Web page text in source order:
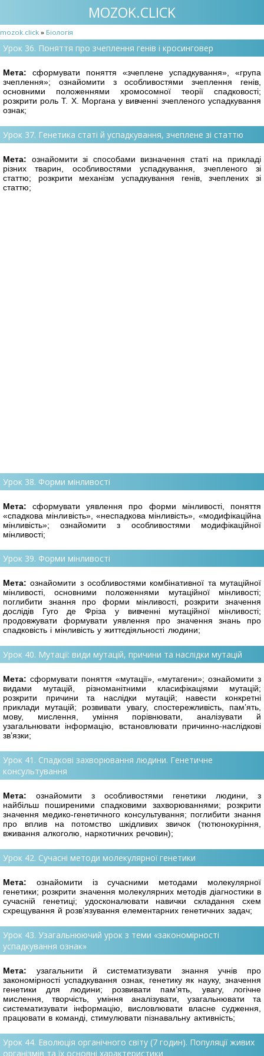
MOZOK.CLICK
mozok.click » Біологія
Урок 36. Поняття про зчеплення генів і кросинговер
Мета:
сформувати поняття «зчеплене успадкування», «група
зчеплення»; ознайомити з особливостями зчеплення генів,
основними положеннями хромосомної теорії спадковості;
розкрити роль Т. Х. Моргана у вивченні зчепленого успадкування
ознак;
Урок 37. Генетика статі й успадкування, зчеплене зі статтю
Мета:
ознайомити зі способами визначення статі на прикладі
різних тварин, особливостями успадкування, зчепленого зі
статтю; розкрити механізм успадкування генів, зчеплених зі
статтю;
Урок 38. Форми мінливості
Мета: сформувати уявлення про форми мінливості, поняття
«спадкова мінливість», «неспадкова мінливість», «модифікаційна
мінливість»; ознайомити з особливостями модифікаційної
мінливості;
Урок 39. Форми мінливості
Мета: ознайомити з особливостями комбінативної та мутаційної
мінливості, основними положеннями мутаційної мінливості;
поглибити знання про форми мінливості, розкрити значення
дослідів Гуго де Фріза у вивченні мутаційної мінливості;
продовжувати формувати уявлення про значення знань про
спадковість і мінливість у життєдіяльності людини;
Урок 40. Мутації: види мутацій, причини та наслідки мутацій
Мета: сформувати поняття «мутації», «мутагени»; ознайомити з
видами мутацій, різноманітними класифікаціями мутацій;
розкрити причини та наслідки мутацій; навести конкретні
приклади мутацій; розвивати увагу, спостережливість, пам’ять,
мову, мислення, уміння порівнювати, аналізувати й
узагальнювати інформацію, встановлювати причинно-наслідкові
зв’язки;
Урок 41. Спадкові захворювання людини. Генетичне
консультування
Мета:
ознайомити з особливостями генетики людини, з
найбільш поширеними спадковими захворюваннями; розкрити
значення медико-генетичного консультування; поглибити знання
про вплив на потомство шкідливих звичок (тютюнокуріння,
вживання алкоголю, наркотичних речовин);
Урок 42. Сучасні методи молекулярної генетики
Мета:
ознайомити із сучасними методами молекулярної
генетики; розкрити значення молекулярних методів діагностики в
сучасній генетиці; удосконалювати навички складання схем
схрещування й розв’язування елементарних генетичних задач;
Урок 43. Узагальнюючий урок з теми «закономірності
успадкування ознак»
Мета:
узагальнити й систематизувати знання учнів про
закономірності успадкування ознак, генетику як науку, значення
генетики для людини; розвивати пам’ять, увагу, логічне
мислення, творчість, уміння аналізувати, узагальнювати та
систематизувати інформацію, висловлювати власне судження,
працювати в команді, стимулювати пізнавальну активність;
Урок 44. Еволюція органічного світу (7 годин). Популяції живих
організмів та їх основні характеристики